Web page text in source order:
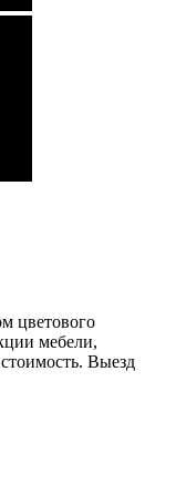
цветового
мебели,
Выезд